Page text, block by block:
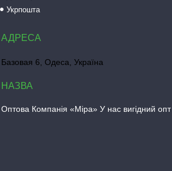
Укрпошта
Базовая 6, Одеса, Україна
Оптова Компанія «Міра» У нас вигідний опт